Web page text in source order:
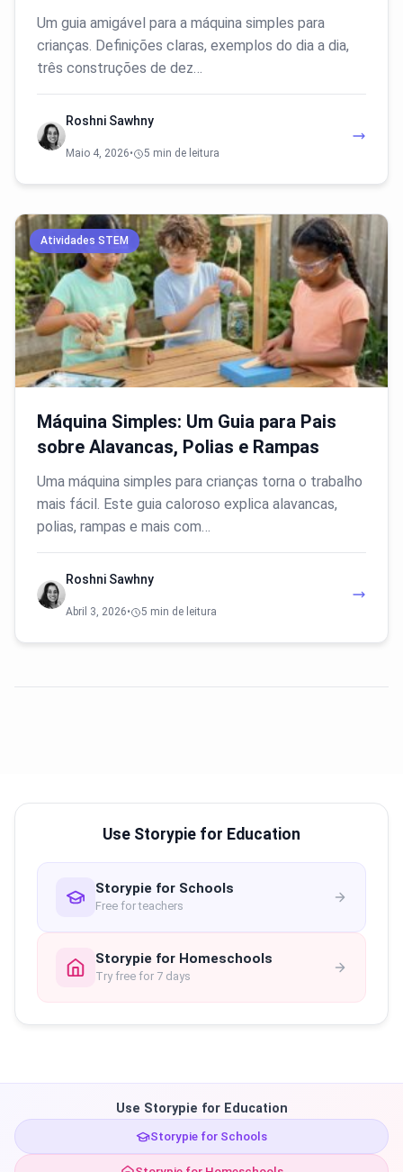
Um guia amigável para a máquina simples para
crianças. Definições claras, exemplos do dia a dia,
três construções de dez…
Roshni Sawhny
Maio 4, 2026• 5 min de leitura
Atividades STEM
Máquina Simples: Um Guia para Pais
sobre Alavancas, Polias e Rampas
Uma máquina simples para crianças torna o trabalho
mais fácil. Este guia caloroso explica alavancas,
polias, rampas e mais com…
Roshni Sawhny
Abril 3, 2026• 5 min de leitura
Use Storypie for Education
Storypie for Schools
Free for teachers
Storypie for Homeschools
Try free for 7 days
Use Storypie for Education
Storypie for Schools